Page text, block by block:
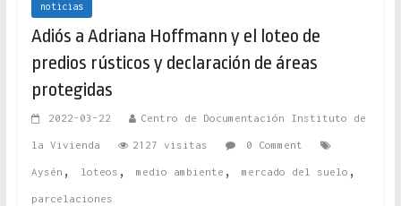
noticias
Adiós a Adriana Hoffmann y el loteo de
predios rústicos y declaración de áreas
protegidas
2022-03-22 Centro de Documentación Instituto de
la Vivienda 2127 visitas 0 Comment
Aysén , loteos , medio ambiente , mercado del suelo ,
parcelaciones